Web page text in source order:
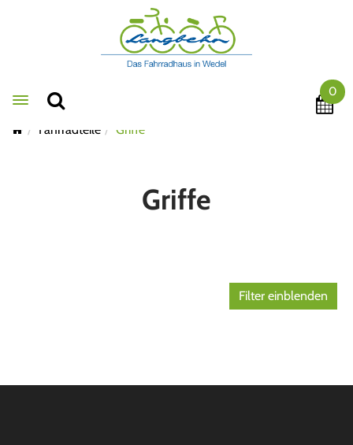
Toggle navigation
0
Fahrradteile Griffe
Griffe
Filter einblenden